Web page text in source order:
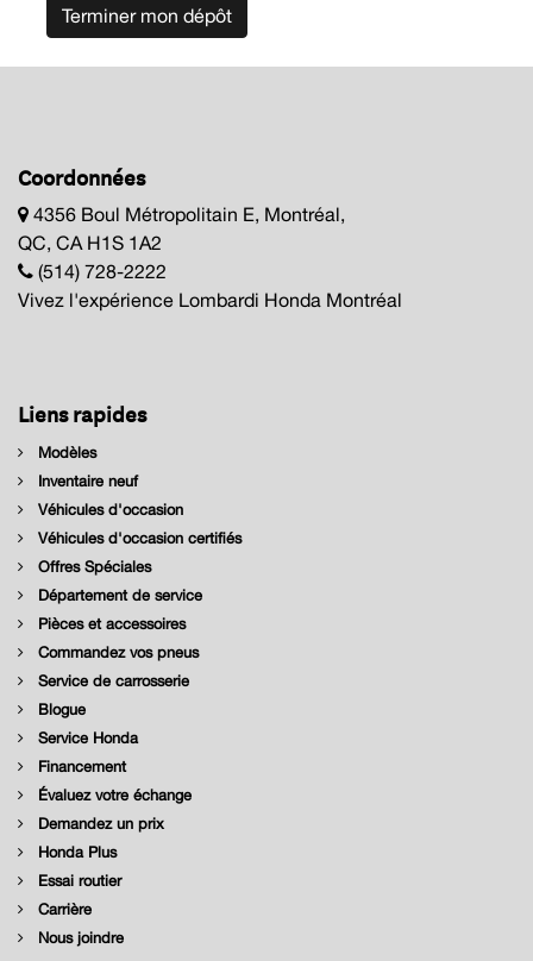
Terminer mon dépôt
Coordonnées
4356 Boul Métropolitain E, Montréal,
QC, CA H1S 1A2
(514) 728-2222
Vivez l'expérience Lombardi Honda Montréal
Liens rapides
Modèles
Inventaire neuf
Véhicules d'occasion
Véhicules d'occasion certifiés
Offres Spéciales
Département de service
Pièces et accessoires
Commandez vos pneus
Service de carrosserie
Blogue
Service Honda
Financement
Évaluez votre échange
Demandez un prix
Honda Plus
Essai routier
Carrière
Nous joindre